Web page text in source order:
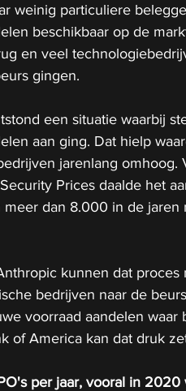
weinig particuliere
beschikbaar op de
en veel
gingen.
een situatie waarbij
aan ging. Dat hielp
jarenlang omhoog.
Prices daalde het
meer dan 8.000 in de
kunnen dat proces
bedrijven naar de
voorraad aandelen
of America kan dat druk
per jaar, vooral in